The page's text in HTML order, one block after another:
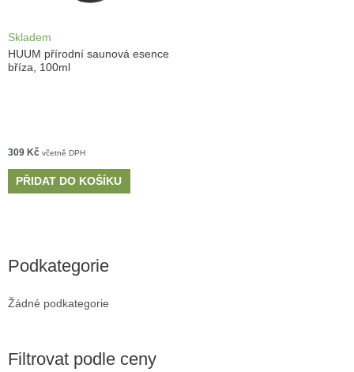
Podkategorie
Žádné podkategorie
Filtrovat podle ceny
Skladem
HUUM přírodní saunová esence
bříza, 100ml
309 Kč včetně DPH
PŘIDAT DO KOŠÍKU